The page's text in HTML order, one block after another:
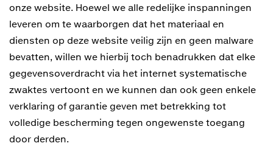
onze website. Hoewel we alle redelijke inspanningen
leveren om te waarborgen dat het materiaal en
diensten op deze website veilig zijn en geen malware
bevatten, willen we hierbij toch benadrukken dat elke
gegevensoverdracht via het internet systematische
zwaktes vertoont en we kunnen dan ook geen enkele
verklaring of garantie geven met betrekking tot
volledige bescherming tegen ongewenste toegang
door derden.